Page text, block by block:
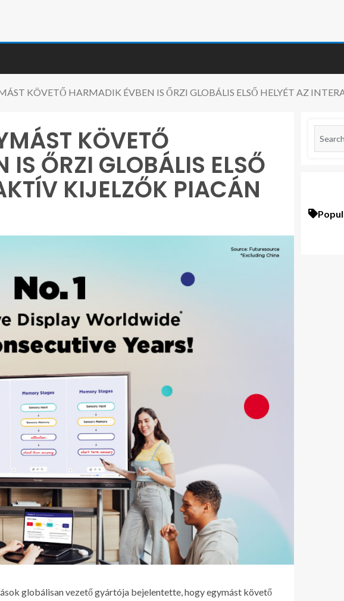
KÖVETŐ HARMADIK ÉVBEN IS ŐRZI GLOBÁLIS ELSŐ HELYÉT AZ
KÖVETŐ
ŐRZI GLOBÁLIS ELSŐ
KIJELZŐK PIACÁN
globálisan vezető gyártója bejelentette, hogy egymást követő